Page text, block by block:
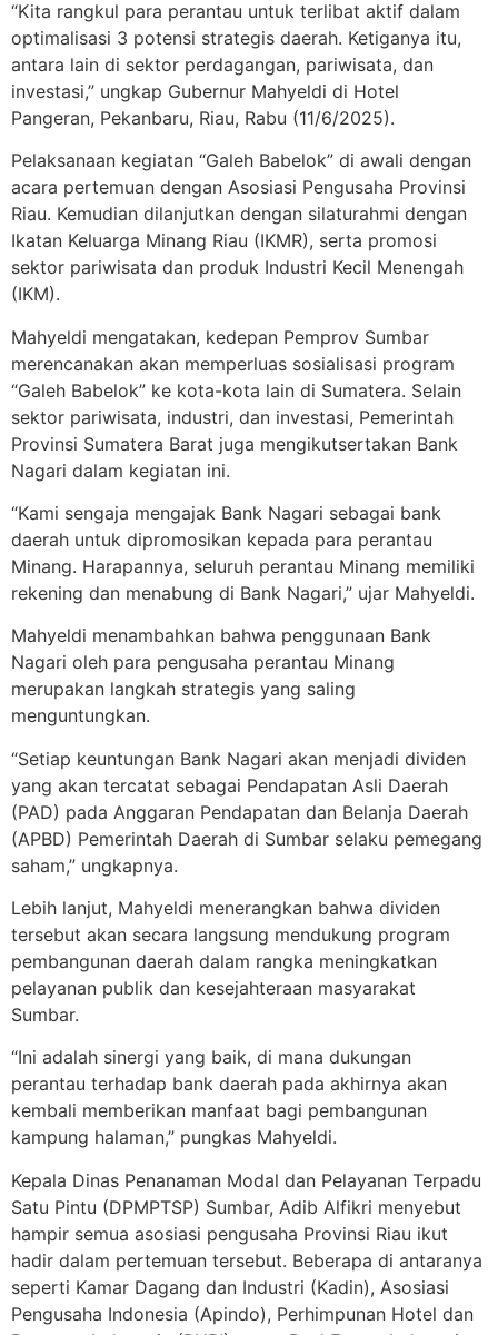
“Kita rangkul para perantau untuk terlibat aktif dalam
optimalisasi 3 potensi strategis daerah. Ketiganya itu,
antara lain di sektor perdagangan, pariwisata, dan
investasi,” ungkap Gubernur Mahyeldi di Hotel
Pangeran, Pekanbaru, Riau, Rabu (11/6/2025).
Pelaksanaan kegiatan “Galeh Babelok” di awali dengan
acara pertemuan dengan Asosiasi Pengusaha Provinsi
Riau. Kemudian dilanjutkan dengan silaturahmi dengan
Ikatan Keluarga Minang Riau (IKMR), serta promosi
sektor pariwisata dan produk Industri Kecil Menengah
(IKM).
Mahyeldi mengatakan, kedepan Pemprov Sumbar
merencanakan akan memperluas sosialisasi program
“Galeh Babelok” ke kota-kota lain di Sumatera. Selain
sektor pariwisata, industri, dan investasi, Pemerintah
Provinsi Sumatera Barat juga mengikutsertakan Bank
Nagari dalam kegiatan ini.
“Kami sengaja mengajak Bank Nagari sebagai bank
daerah untuk dipromosikan kepada para perantau
Minang. Harapannya, seluruh perantau Minang memiliki
rekening dan menabung di Bank Nagari,” ujar Mahyeldi.
Mahyeldi menambahkan bahwa penggunaan Bank
Nagari oleh para pengusaha perantau Minang
merupakan langkah strategis yang saling
menguntungkan.
“Setiap keuntungan Bank Nagari akan menjadi dividen
yang akan tercatat sebagai Pendapatan Asli Daerah
(PAD) pada Anggaran Pendapatan dan Belanja Daerah
(APBD) Pemerintah Daerah di Sumbar selaku pemegang
saham,” ungkapnya.
Lebih lanjut, Mahyeldi menerangkan bahwa dividen
tersebut akan secara langsung mendukung program
pembangunan daerah dalam rangka meningkatkan
pelayanan publik dan kesejahteraan masyarakat
Sumbar.
“Ini adalah sinergi yang baik, di mana dukungan
perantau terhadap bank daerah pada akhirnya akan
kembali memberikan manfaat bagi pembangunan
kampung halaman,” pungkas Mahyeldi.
Kepala Dinas Penanaman Modal dan Pelayanan Terpadu
Satu Pintu (DPMPTSP) Sumbar, Adib Alfikri menyebut
hampir semua asosiasi pengusaha Provinsi Riau ikut
hadir dalam pertemuan tersebut. Beberapa di antaranya
seperti Kamar Dagang dan Industri (Kadin), Asosiasi
Pengusaha Indonesia (Apindo), Perhimpunan Hotel dan